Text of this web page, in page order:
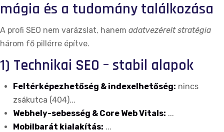
mágia és a tudomány találkozása
A profi SEO nem varázslat, hanem adatvezérelt stratégia
három fő pillérre építve.
1) Technikai SEO – stabil alapok
Feltérképezhetőség & indexelhetőség: nincs
zsákutca (404)...
Webhely-sebesség & Core Web Vitals: ...
Mobilbarát kialakítás: ...